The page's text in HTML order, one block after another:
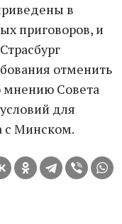
в
приговоров, и
отменить
мнению Совета
для
с Минском.